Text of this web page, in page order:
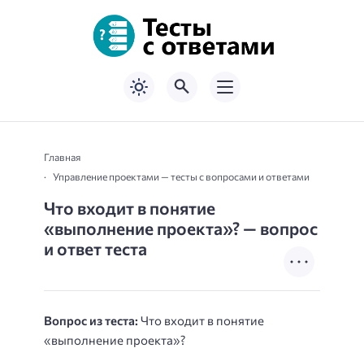
Главная
Управление проектами — тесты с вопросами и ответами
Что входит в понятие
«выполнение проекта»? — вопрос
и ответ теста
Вопрос из теста: Что входит в понятие
«выполнение проекта»?